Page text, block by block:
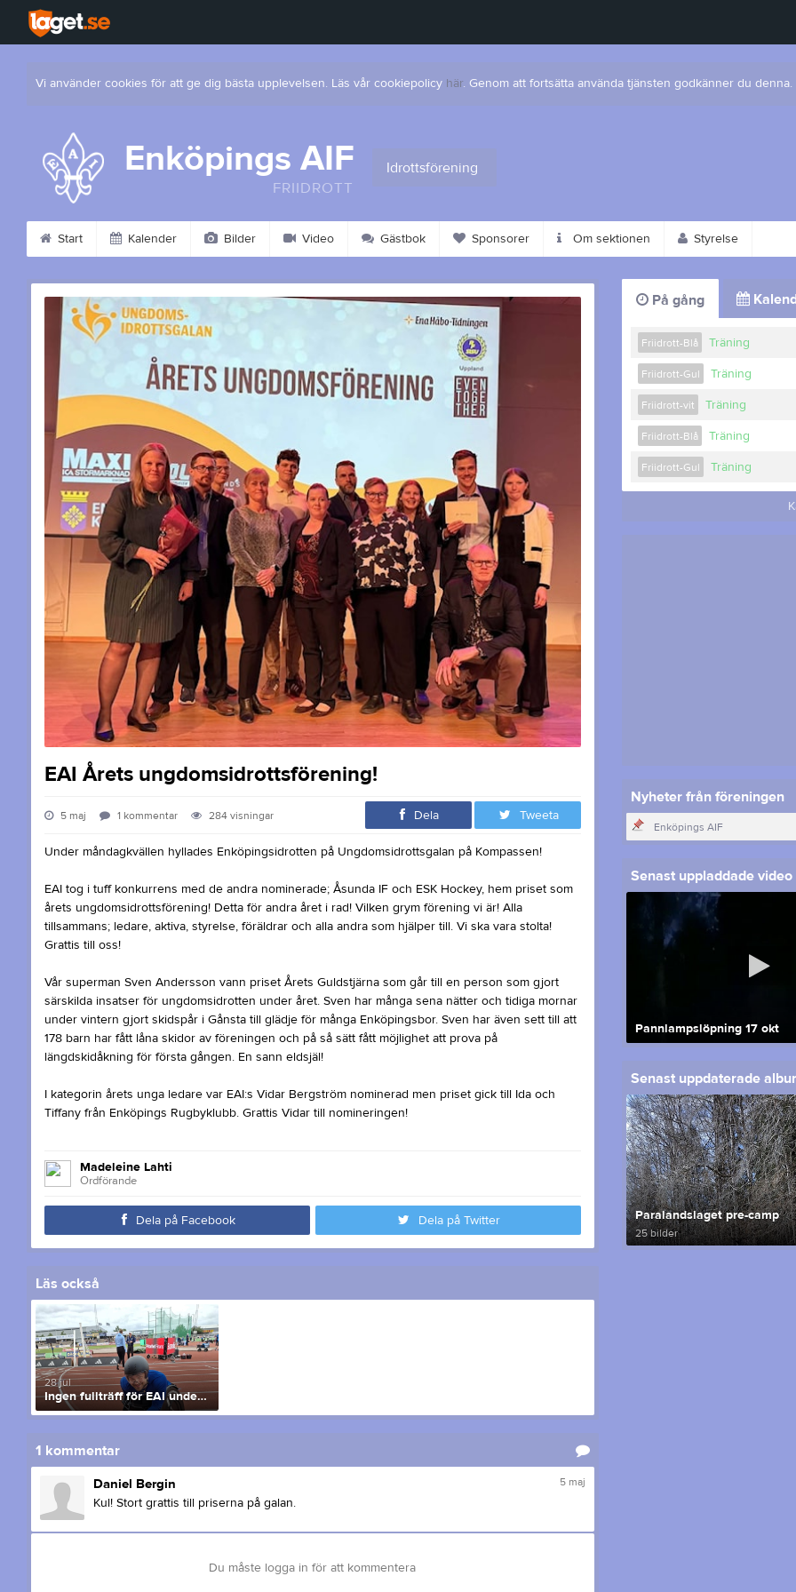
Vi använder cookies för att ge dig bästa upplevelsen. Läs vår cookiepolicy här. Genom att fortsätta använda tjänsten godkänner du denna.
Enköpings AIF
FRIIDROTT
Idrottsförening
Start Kalender Bilder Video Gästbok Sponsorer Om sektionen Styrelse
EAI Årets ungdomsidrottsförening!
5 maj 1 kommentar 284visningar Dela Tweeta
Under måndagkvällen hyllades Enköpingsidrotten på Ungdomsidrottsgalan på Kompassen!
EAI tog i tuff konkurrens med de andra nominerade; Åsunda IF och ESK Hockey, hem priset som
årets ungdomsidrottsförening! Detta för andra året i rad! Vilken grym förening vi är! Alla
tillsammans; ledare, aktiva, styrelse, föräldrar och alla andra som hjälper till. Vi ska vara stolta!
Grattis till oss!
Vår superman Sven Andersson vann priset Årets Guldstjärna som går till en person som gjort
särskilda insatser för ungdomsidrotten under året. Sven har många sena nätter och tidiga mornar
under vintern gjort skidspår i Gånsta till glädje för många Enköpingsbor. Sven har även sett till att
178 barn har fått låna skidor av föreningen och på så sätt fått möjlighet att prova på
längdskidåkning för första gången. En sann eldsjäl!
I kategorin årets unga ledare var EAI:s Vidar Bergström nominerad men priset gick till Ida och
Tiffany från Enköpings Rugbyklubb. Grattis Vidar till nomineringen!
Madeleine Lahti
Ordförande
Dela på Facebook Dela på Twitter
Läs också
28 jul
Ingen fullträff för EAI under helgens SM
1 kommentar
5 maj
Daniel Bergin
Kul! Stort grattis till priserna på galan.
Du måste logga in för att kommentera
På gång
Friidrott-Blå Träning
Friidrott-Gul Träning
Friidrott-vit Träning
Friidrott-Blå Träning
Friidrott-Gul Träning
Nyheter från föreningen
Enköpings AIF
Senast uppladdade video
Pannlampslöpning 17 okt
Senast uppdaterade
Paralandslaget pre-camp
25 bilder